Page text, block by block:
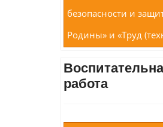
безопасности и
Родины» и «Труд
работа